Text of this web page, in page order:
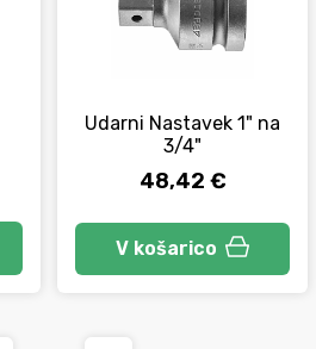
Udarni Nastavek 1" na
3/4"
48,42 €
V košarico